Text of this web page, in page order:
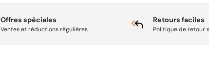
Offres spéciales
Ventes et réductions régulières
Retours faciles
Politique de retour